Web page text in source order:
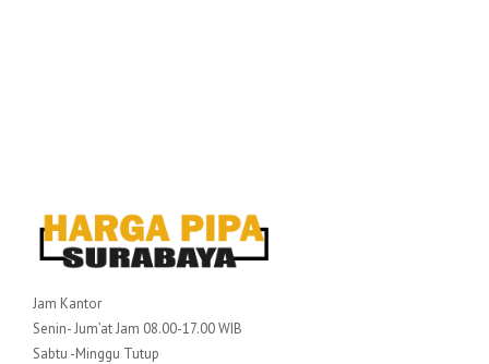
Jam Kantor
Senin- Jum’at Jam 08.00-17.00 WIB
Sabtu -Minggu Tutup